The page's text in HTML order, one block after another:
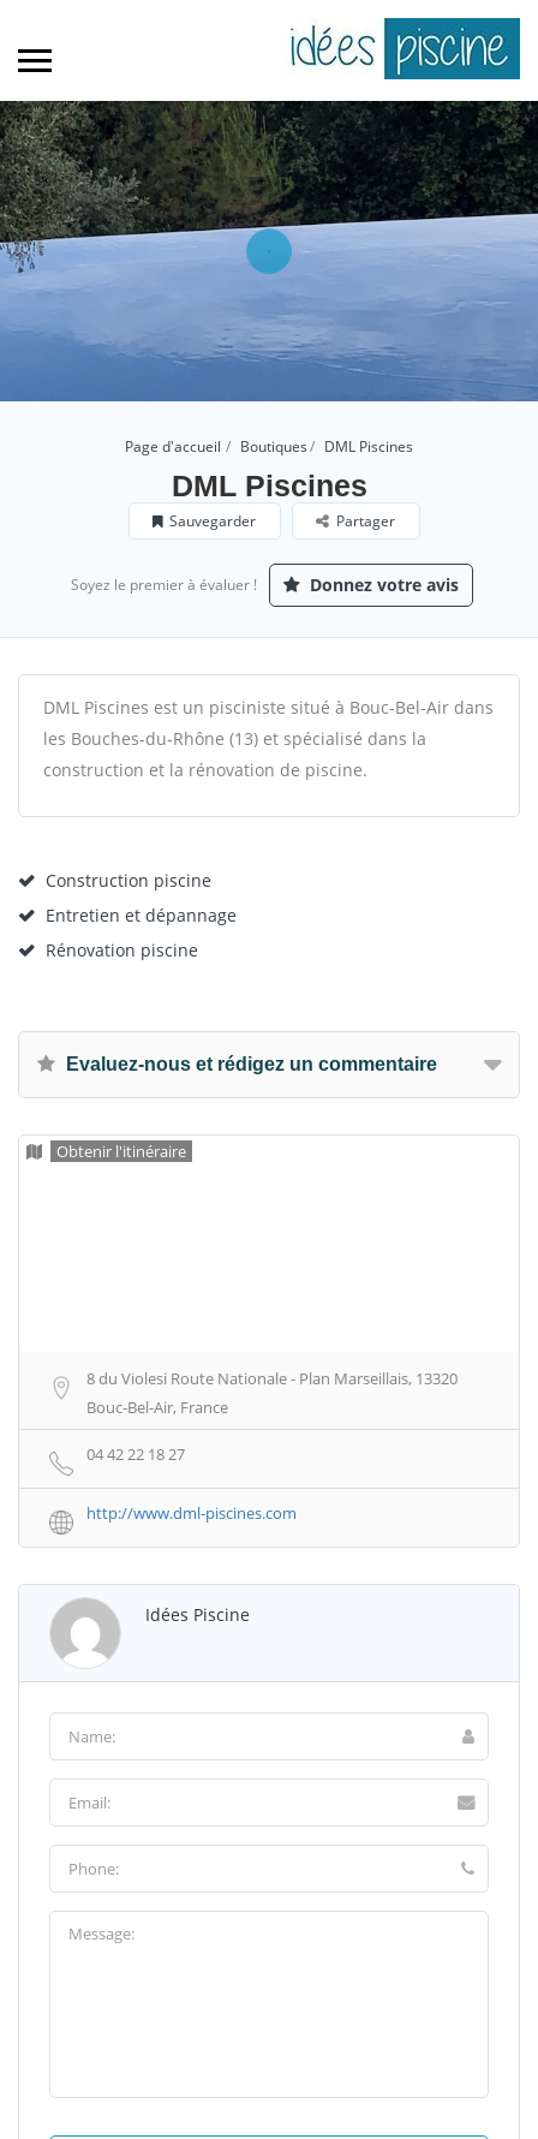
Page d'accueil Boutiques DML Piscines
DML Piscines
Sauvegarder Partager
Soyez le premier à évaluer ! Donnez votre avis
DML Piscines est un pisciniste situé à Bouc-Bel-Air dans
les Bouches-du-Rhône (13) et spécialisé dans la
construction et la rénovation de piscine.
Construction piscine
Entretien et dépannage
Rénovation piscine
Evaluez-nous et rédigez un commentaire
Obtenir l'itinéraire
8 du Violesi Route Nationale - Plan Marseillais, 13320
Bouc-Bel-Air, France
04 42 22 18 27
http://www.dml-piscines.com
Idées Piscine